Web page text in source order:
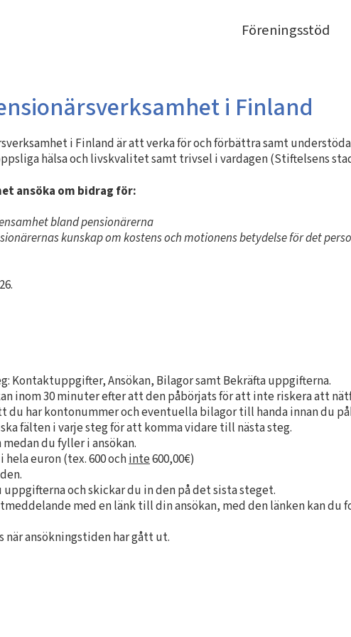
Föreningsstöd
i Finland
i Finland är att verka för och förbättra samt understöda
hälsa och livskvalitet samt trivsel i vardagen (Stiftelsens
ansöka om bidrag för:
bland pensionärerna
kunskap om kostens och motionens betydelse för det
Kontaktuppgifter, Ansökan, Bilagor samt Bekräfta uppgifterna.
inom 30 minuter efter att den påbörjats för att inte riskera att
har kontonummer och eventuella bilagor till handa innan du
fälten i varje steg för att komma vidare till nästa steg.
du fyller i ansökan.
euron (tex. 600 ochinte600,00€)
och skickar du in den på det sista steget.
med en länk till din ansökan, med den länken kan du
när ansökningstiden har gått ut.